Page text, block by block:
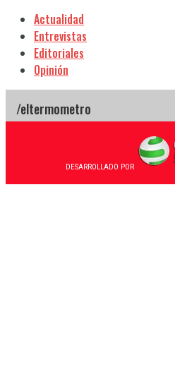
Actualidad
Entrevistas
Editoriales
Opinión
DESARROLLADO POR